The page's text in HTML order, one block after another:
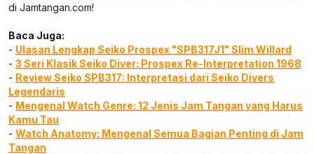
di Jamtangan.com!
Baca Juga:
- Ulasan Lengkap Seiko Prospex "SPB317J1" Slim Willard
- 3 Seri Klasik Seiko Diver: Prospex Re-Interpretation 1968
- Review Seiko SPB317: Interpretasi dari Seiko Divers
Legendaris
- Mengenal Watch Genre: 12 Jenis Jam Tangan yang Harus
Kamu Tau
- Watch Anatomy: Mengenal Semua Bagian Penting di Jam
Tangan